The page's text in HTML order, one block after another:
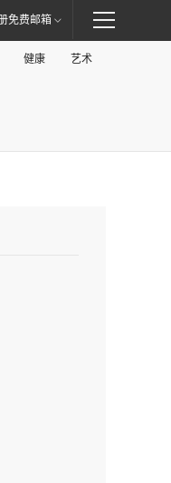
免费邮箱
健康 艺术